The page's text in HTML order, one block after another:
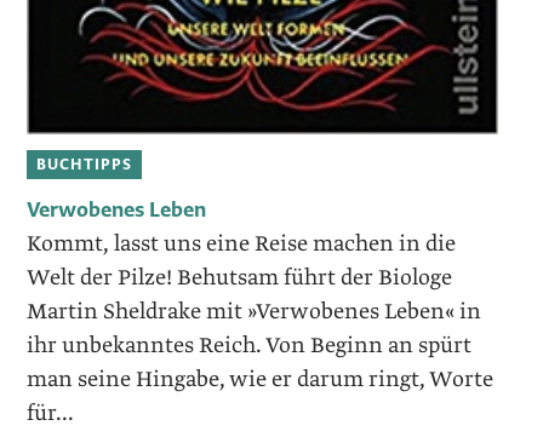
BUCHTIPPS
Verwobenes Leben
Kommt, lasst uns eine Reise machen in die
Welt der Pilze! Behutsam führt der Biologe
Martin Sheldrake mit »Verwobenes Leben« in
ihr unbekanntes Reich. Von Beginn an spürt
man seine Hingabe, wie er darum ringt, Worte
für...